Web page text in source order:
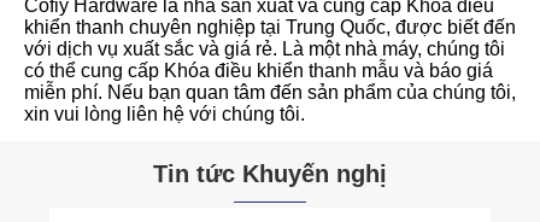
Cofiy Hardware là nhà sản xuất và cung cấp Khóa điều
khiển thanh chuyên nghiệp tại Trung Quốc, được biết đến
với dịch vụ xuất sắc và giá rẻ. Là một nhà máy, chúng tôi
có thể cung cấp Khóa điều khiển thanh mẫu và báo giá
miễn phí. Nếu bạn quan tâm đến sản phẩm của chúng tôi,
xin vui lòng liên hệ với chúng tôi.
Tin tức Khuyến nghị